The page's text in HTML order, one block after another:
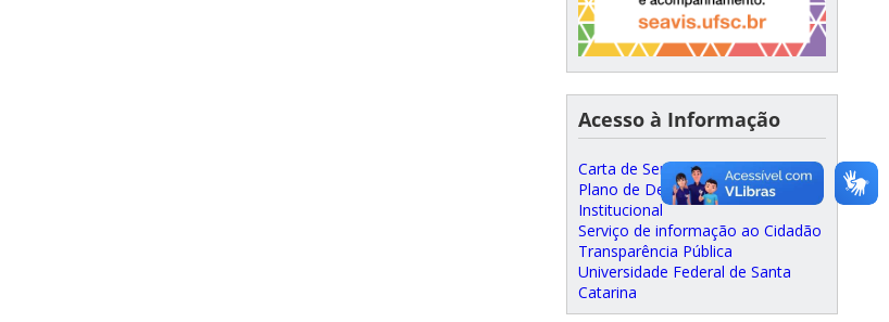
Acesso à Informação
Carta de Serviços ao Cidadão
Plano de Desenvolvimento
Institucional
Serviço de informação ao Cidadão
Transparência Pública
Universidade Federal de Santa
Catarina